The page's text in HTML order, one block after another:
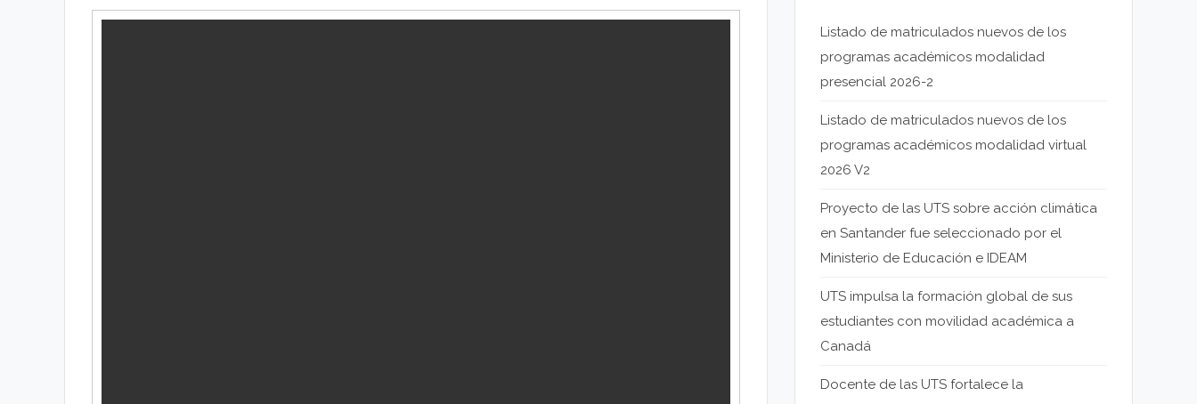
Listado de matriculados nuevos de los
programas académicos modalidad
presencial 2026-2
Listado de matriculados nuevos de los
programas académicos modalidad virtual
2026 V2
Proyecto de las UTS sobre acción climática
en Santander fue seleccionado por el
Ministerio de Educación e IDEAM
UTS impulsa la formación global de sus
estudiantes con movilidad académica a
Canadá
Docente de las UTS fortalece la